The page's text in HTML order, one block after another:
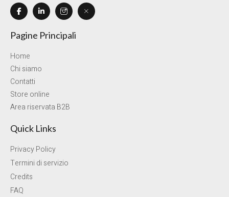
Pagine Principali
Home
Chi siamo
Contatti
Store online
Area riservata B2B
Quick Links
Privacy Policy
Termini di servizio
Credits
FAQ